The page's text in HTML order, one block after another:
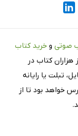
صوتی و خرید کتاب
هزاران کتاب در
تبلت یا رایانه
خواهد بود تا از